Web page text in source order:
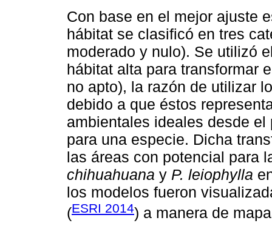
Con base en el mejor ajuste
hábitat se clasificó en tres
moderado y nulo). Se utilizó
hábitat alta para transformar
no apto), la razón de utilizar
debido a que éstos
ambientales ideales desde
para una especie. Dicha
las áreas con potencial para
chihuahuana y P. leiophylla
los modelos fueron
(ESRI 2014) a manera de